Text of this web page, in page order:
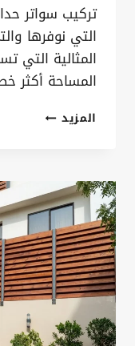
تركيب سواتر
التي نوفرها
المثالية التي
المساحة أكثر
المزيدتركيب
الدمام
ت:
سواتر
حدائق
منزلية
الخبر